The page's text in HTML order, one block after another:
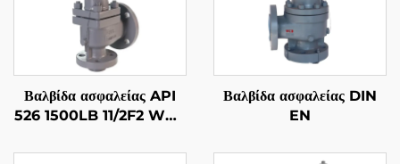
Βαλβίδα ασφαλείας API
526 1500LB 11/2F2 WCB
αέριο και υγρά, υψηλής
Βαλβίδα ασφαλείας DIN
EN